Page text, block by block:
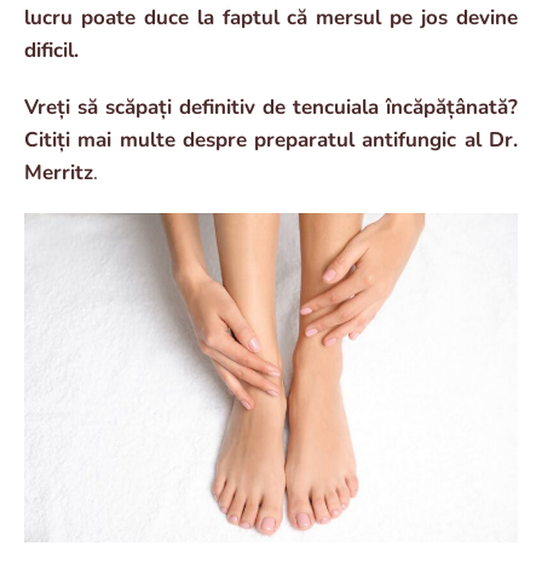
lucru poate duce la faptul că mersul pe jos devine
dificil.
Vreți să scăpați definitiv de tencuiala încăpățânată?
Citiți mai multe despre preparatul antifungic al Dr.
Merritz.